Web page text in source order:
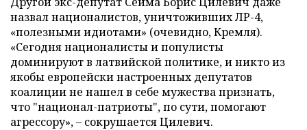
назвал националистов, уничтоживших ЛР-4,
«полезными идиотами» (очевидно, Кремля).
«Сегодня националисты и популисты
доминируют в латвийской политике, и никто из
якобы европейски настроенных депутатов
коалиции не нашел в себе мужества признать,
что "национал-патриоты", по сути, помогают
агрессору», – сокрушается Цилевич.